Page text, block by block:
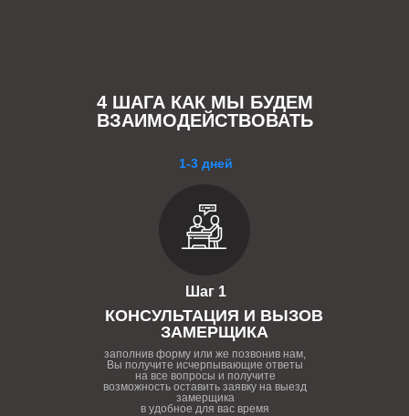
4 ШАГА КАК МЫ БУДЕМ
ВЗАИМОДЕЙСТВОВАТЬ
1-3 дней
Шаг 1
КОНСУЛЬТАЦИЯ И ВЫЗОВ
ЗАМЕРЩИКА
заполнив форму или же позвонив нам,
Вы получите исчерпывающие ответы
на все вопросы и получите
возможность оставить заявку на выезд
замерщика
в удобное для вас время